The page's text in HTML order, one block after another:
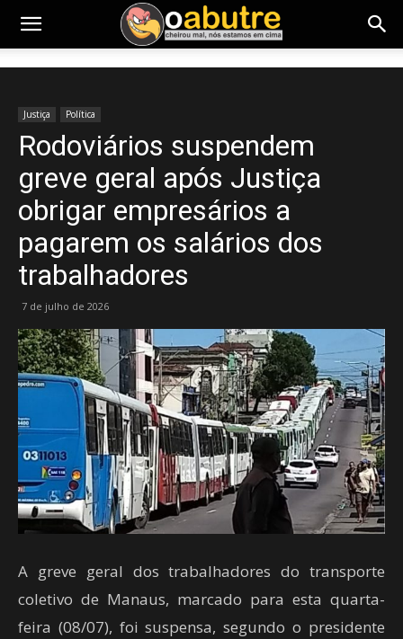
Justiça Política
Rodoviários suspendem
greve geral após Justiça
obrigar empresários a
pagarem os salários dos
trabalhadores
7 de julho de 2026
A greve geral dos trabalhadores do transporte
coletivo de Manaus, marcado para esta quarta-
feira (08/07), foi suspensa, segundo o presidente